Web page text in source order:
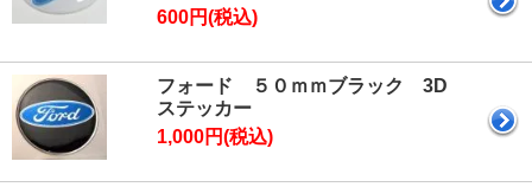
600円(税込)
フォード ５０ｍｍブラック 3D
ステッカー
1,000円(税込)